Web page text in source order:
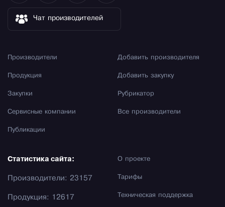
Чат производителей
Производители
Продукция
Закупки
Сервисные компании
Публикации
Добавить производителя
Добавить закупку
Рубрикатор
Все производители
О проекте
Тарифы
Техническая поддержка
Статистика сайта:
Производители: 23157
Продукция: 12617